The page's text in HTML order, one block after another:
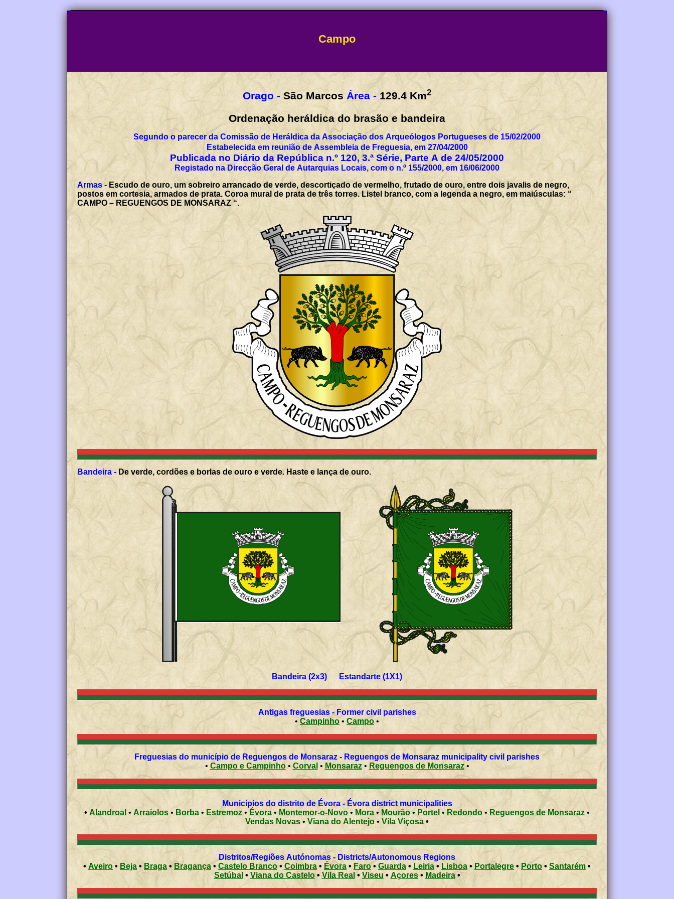
Campo
Orago - São Marcos Área - 129.4 Km2
Ordenação heráldica do brasão e bandeira
Segundo o parecer da Comissão de Heráldica da Associação dos Arqueólogos Portugueses de 15/02/2000
Estabelecida em reunião de Assembleia de Freguesia, em 27/04/2000
Publicada no Diário da República n.º 120, 3.ª Série, Parte A de 24/05/2000
Registado na Direcção Geral de Autarquias Locais, com o n.º 155/2000, em 16/06/2000
Armas - Escudo de ouro, um sobreiro arrancado de verde, descortiçado de vermelho, frutado de ouro, entre dois javalis de negro,
postos em cortesia, armados de prata. Coroa mural de prata de três torres. Listel branco, com a legenda a negro, em maiúsculas: “
CAMPO – REGUENGOS DE MONSARAZ “.
Bandeira - De verde, cordões e borlas de ouro e verde. Haste e lança de ouro.
Bandeira (2x3) Estandarte (1X1)
Antigas freguesias - Former civil parishes
• Campinho • Campo •
Freguesias do município de Reguengos de Monsaraz - Reguengos de Monsaraz municipality civil parishes
•
Campo e Campinho• Corval • Monsaraz• Reguengos de Monsaraz•
Municípios do distrito de Évora - Évora district municipalities
• Alandroal • Arraiolos • Borba • Estremoz • Évora • Montemor-o-Novo • Mora • Mourão• Portel • Redondo • Reguengos de Monsaraz •
Vendas Novas • Viana do Alentejo• Vila Viçosa •
Distritos/Regiões Autónomas - Districts/Autonomous Regions
• Aveiro • Beja • Braga • Bragança• Castelo Branco • Coimbra • Évora • Faro• Guarda • Leiria • Lisboa • Portalegre • Porto• Santarém •
Setúbal • Viana do Castelo• Vila Real • Viseu • Açores • Madeira •